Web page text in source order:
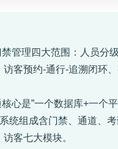
管理四大范围：人员分
访客预约-通行-追溯闭环
心是”一个数据库+一个
统组成含门禁、通道、考
客七大模块。